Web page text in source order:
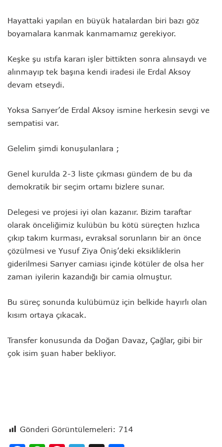
Hayattaki yapılan en büyük hatalardan biri bazı göz
boyamalara kanmak kanmamamız gerekiyor.
Keşke şu ıstıfa kararı işler bittikten sonra alınsaydı ve
alınmayıp tek başına kendi iradesi ile Erdal Aksoy
devam etseydi.
Yoksa Sarıyer’de Erdal Aksoy ismine herkesin sevgi ve
sempatisi var.
Gelelim şimdi konuşulanlara ;
Genel kurulda 2-3 liste çıkması gündem de bu da
demokratik bir seçim ortamı bizlere sunar.
Delegesi ve projesi iyi olan kazanır. Bizim taraftar
olarak önceliğimiz kulübün bu kötü süreçten hızlıca
çıkıp takım kurması, evraksal sorunların bir an önce
çözülmesi ve Yusuf Ziya Öniş’deki eksikliklerin
giderilmesi Sarıyer camiası içinde kötüler de olsa her
zaman iyilerin kazandığı bir camia olmuştur.
Bu süreç sonunda kulübümüz için belkide hayırlı olan
kısım ortaya çıkacak.
Transfer konusunda da Doğan Davaz, Çağlar, gibi bir
çok isim şuan haber bekliyor.
Gönderi Görüntülemeleri: 714